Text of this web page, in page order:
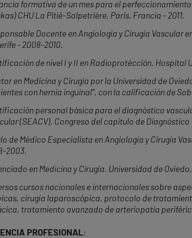
formativa de un mes para el
CHU La Pitié-Salpetrière, Paris, Francia - 2011.
Docente en Angiología y Cirugía Vascular
- 2008-2010.
de nivel I y II en Radioprotécción. Hospital
en Medicina y Cirugía por la Universidad de
con hernia inguinal”, con la calificación de
personal básica para el diagnóstico
(SEACV). Congreso del capitulo de
de Médico Especialista en Angiología y Cirugía
2003.
en Medicina y Cirugía. Universidad de
cursos nacionales e internacionales sobre
cirugía laparoscópica, protocolo de
tratamiento avanzado de arteriopatía
PROFESIONAL: